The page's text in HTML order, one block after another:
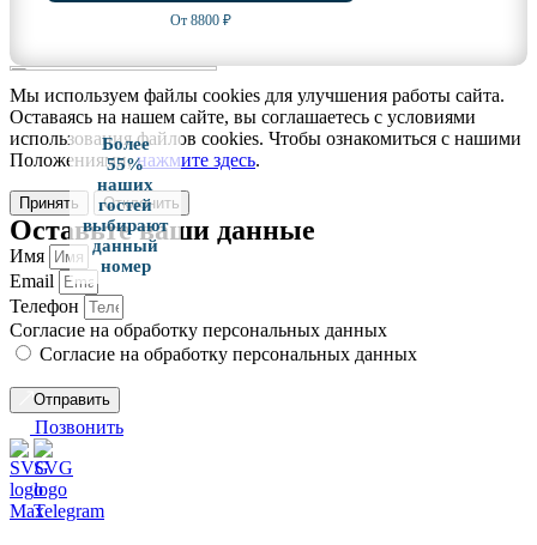
От 8800 ₽
Более
55%
наших
гостей
выбирают
данный
номер
Мы используем файлы cookies для улучшения работы сайта.
Оставаясь на нашем сайте, вы соглашаетесь с условиями
использования файлов cookies. Чтобы ознакомиться с нашими
Положениями,нажмите здесь.
Принять Отклонить
Оставьте ваши данные
Имя
Email
Телефон
Согласие на обработку персональных данных
Согласие на обработку персональных данных
Отправить
Позвонить